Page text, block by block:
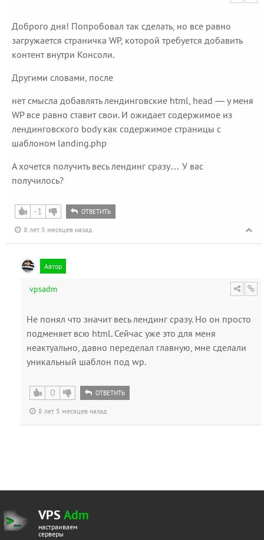
Доброго дня! Попробовал так сделать, но все равно
загружается страничка WP, которой требуется добавить
контент внутри Консоли.
Другими словами, после
нет смысла добавлять лендинговские html, head — у меня
WP все равно ставит свои. И ожидает содержимое из
лендинговского body как содержимое страницы с
шаблоном landing.php
А хочется получить весь лендинг сразу… У вас
получилось?
-1 ОТВЕТИТЬ
8 лет 5 месяцев назад
Автор
vpsadm
Не понял что значит весь лендинг сразу. Но он просто
подменяет всю html. Сейчас уже это для меня
неактуально, давно переделал главную, мне сделали
уникальный шаблон под wp.
0 ОТВЕТИТЬ
8 лет 5 месяцев назад
VPS Adm
настраиваем
серверы